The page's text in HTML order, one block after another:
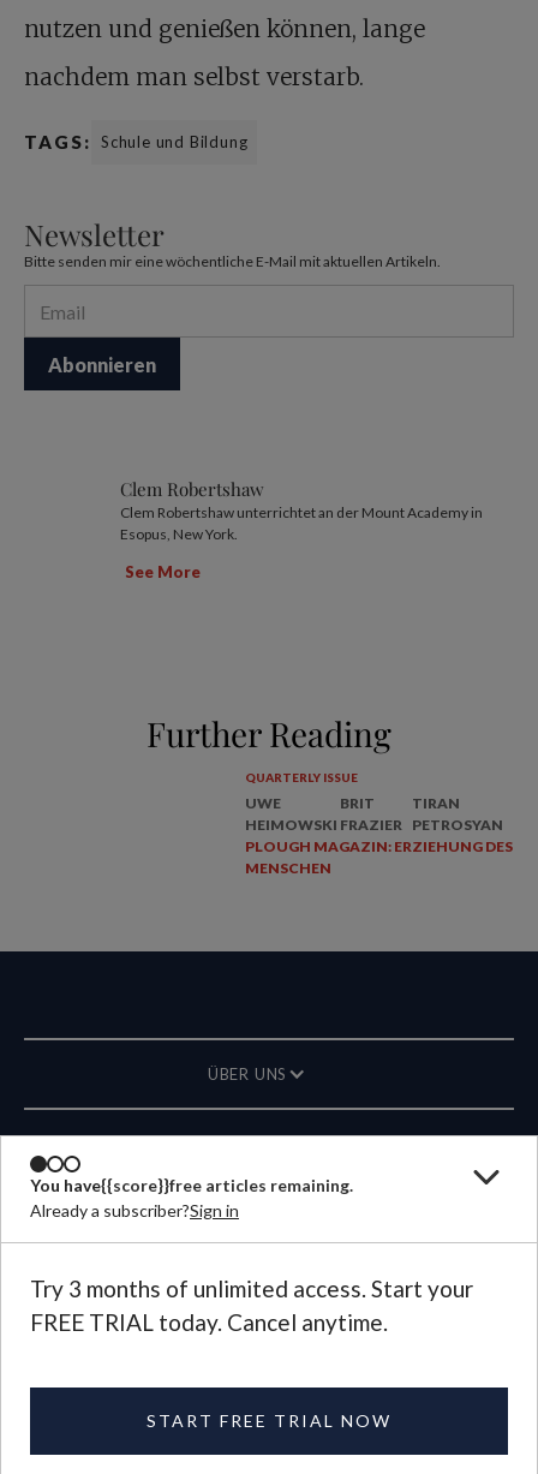
You have{{score}}free articles remaining.
Already a subscriber?Sign in
Try 3 months of unlimited access. Start your
FREE TRIAL today. Cancel anytime.
START FREE TRIAL NOW
nutzen und genießen können, lange
nachdem man selbst verstarb.
TAGS: Schule und Bildung
Newsletter
Bitte senden mir eine wöchentliche E-Mail mit aktuellen Artikeln.
Clem Robertshaw
Clem Robertshaw unterrichtet an der Mount Academy in
Esopus, New York.
See More
Further Reading
QUARTERLY ISSUE
UWE
HEIMOWSKI
BRIT
FRAZIER
TIRAN
PETROSYAN
PLOUGH MAGAZIN: ERZIEHUNG DES
MENSCHEN
ÜBER UNS
KONTAKT
SPRACHE
©2026Plough Publishing House.
Privacy Policy Terms of Use